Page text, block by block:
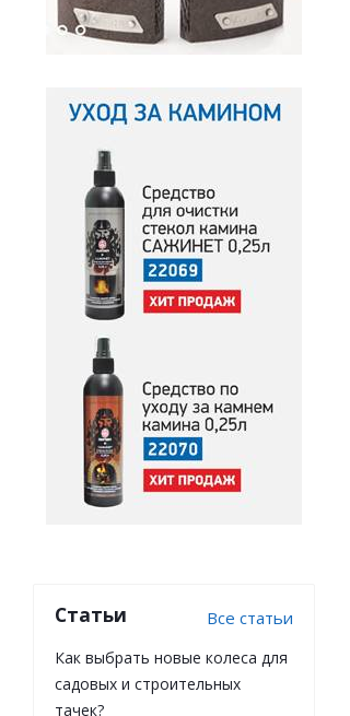
Статьи Все статьи
Как выбрать новые колеса для
садовых и строительных
тачек?